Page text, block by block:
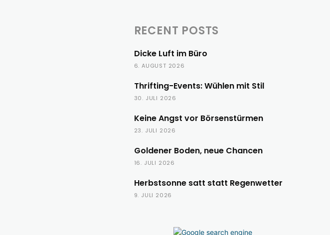
RECENT POSTS
Dicke Luft im Büro
6. AUGUST 2026
Thrifting-Events: Wühlen mit Stil
30. JULI 2026
Keine Angst vor Börsenstürmen
23. JULI 2026
Goldener Boden, neue Chancen
16. JULI 2026
Herbstsonne satt statt Regenwetter
9. JULI 2026